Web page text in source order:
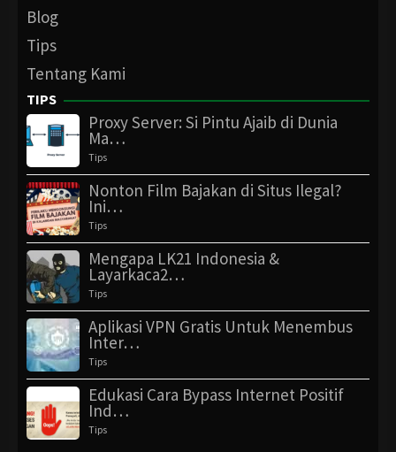
Blog
Tips
Tentang Kami
TIPS
Proxy Server: Si Pintu Ajaib di Dunia
Ma…
Tips
Nonton Film Bajakan di Situs Ilegal?
Ini…
Tips
Mengapa LK21 Indonesia &
Layarkaca2…
Tips
Aplikasi VPN Gratis Untuk Menembus
Inter…
Tips
Edukasi Cara Bypass Internet Positif
Ind…
Tips